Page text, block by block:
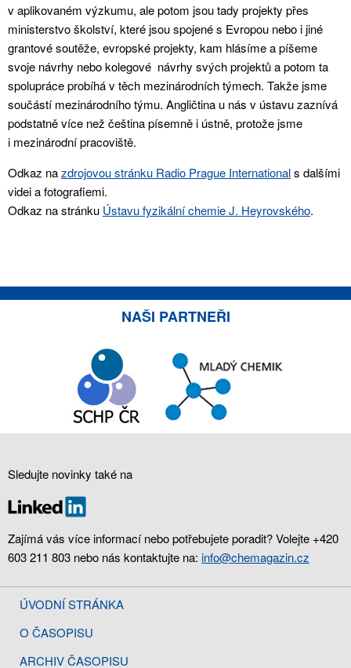
v aplikovaném výzkumu, ale potom jsou tady projekty přes
ministerstvo školství, které jsou spojené s Evropou nebo i jiné
grantové soutěže, evropské projekty, kam hlásíme a píšeme
svoje návrhy nebo kolegové návrhy svých projektů a potom ta
spolupráce probíhá v těch mezinárodních týmech. Takže jsme
součástí mezinárodního týmu. Angličtina u nás v ústavu zaznívá
podstatně více než čeština písemně i ústně, protože jsme
i mezinárodní pracoviště.
Odkaz nazdrojovou stránku Radio Prague Internationals dalšími
videi a fotografiemi.
Odkaz na stránku Ústavu fyzikální chemie J. Heyrovského.
NAŠI PARTNEŘI
Sledujte novinky také na
Zajímá vás více informací nebo potřebujete poradit? Volejte +420
603 211 803 nebo nás kontaktujte na: info@chemagazin.cz
ÚVODNÍ STRÁNKA
O ČASOPISU
ARCHIV ČASOPISU